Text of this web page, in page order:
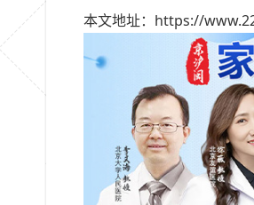
本文地址：https://